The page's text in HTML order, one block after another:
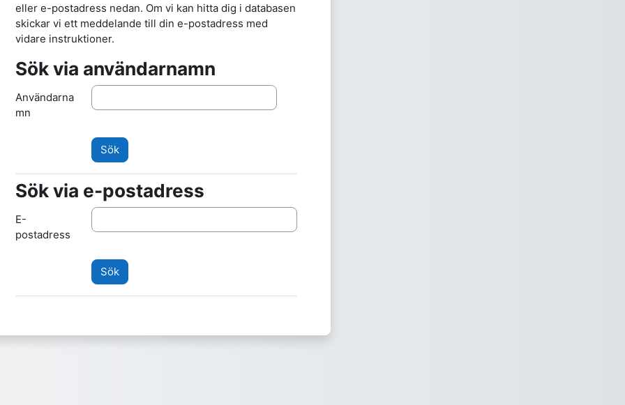
eller e-postadress nedan. Om vi kan hitta dig i databasen
skickar vi ett meddelande till din e-postadress med
vidare instruktioner.
Sök via användarnamn
Sök via användarnamn
Användarna
mn
Sök via e-postadress
Sök via e-postadress
E-
postadress